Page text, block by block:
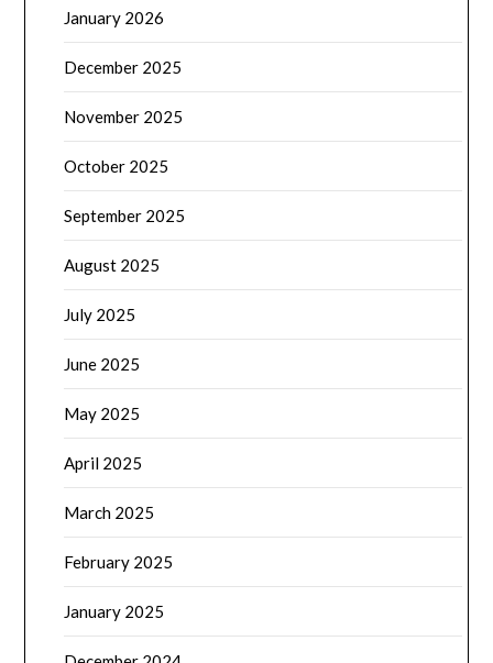
January 2026
December 2025
November 2025
October 2025
September 2025
August 2025
July 2025
June 2025
May 2025
April 2025
March 2025
February 2025
January 2025